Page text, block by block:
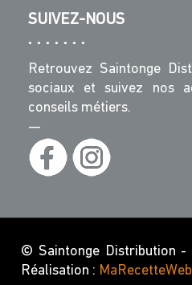
SUIVEZ-NOUS
Retrouvez Saintonge
sociaux et suivez nos
conseils métiers.
—
© Saintonge Distribution -
Réalisation :